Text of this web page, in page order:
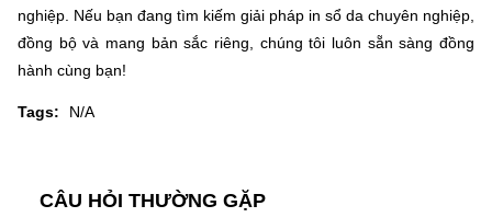
nghiệp. Nếu bạn đang tìm kiếm giải pháp in sổ da chuyên nghiệp,
đồng bộ và mang bản sắc riêng, chúng tôi luôn sẵn sàng đồng
hành cùng bạn!
Tags: N/A
CÂU HỎI THƯỜNG GẶP